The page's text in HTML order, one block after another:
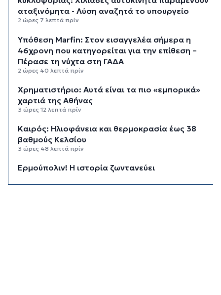
αταξινόμητα - Λύση αναζητά το υπουργείο
2 ώρες 7 λεπτά πρίν
Υπόθεση Marfin: Στον εισαγγελέα σήμερα η
46χρονη που κατηγορείται για την επίθεση –
Πέρασε τη νύχτα στη ΓΑΔΑ
2 ώρες 40 λεπτά πρίν
Χρηματιστήριο: Αυτά είναι τα πιο «εμπορικά»
χαρτιά της Αθήνας
3 ώρες 12 λεπτά πρίν
Καιρός: Ηλιοφάνεια και θερμοκρασία έως 38
βαθμούς Κελσίου
3 ώρες 48 λεπτά πρίν
Ερμούπολιν! Η ιστορία ζωντανεύει